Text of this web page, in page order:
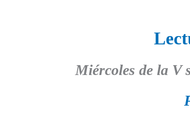
Miércoles de la V